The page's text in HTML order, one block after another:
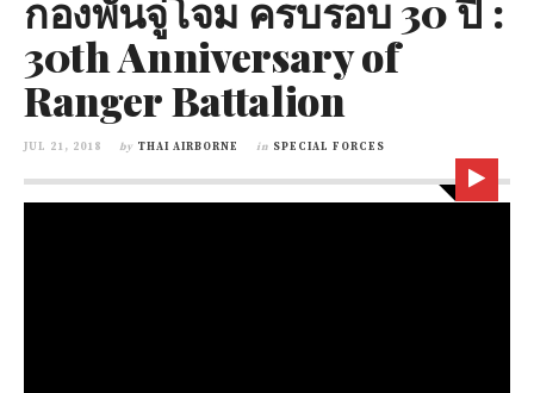
กองพันจู่โจม ครบรอบ 30 ปี :
30th Anniversary of
Ranger Battalion
JUL 21, 2018 by THAI AIRBORNE in SPECIAL FORCES